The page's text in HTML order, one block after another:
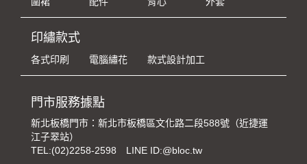
印繡款式
各式印刷 電腦繡花 款式設計加工
門市服務據點
新北板橋門市：新北市板橋區文化路二段588號（近捷運
江子翠站）
TEL:(02)2258-2598
LINE ID:@bloc.tw